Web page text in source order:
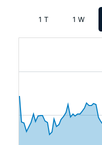
1 T 1 W